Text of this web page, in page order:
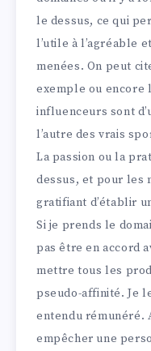
le dessus, ce qui
l’utile à l’agréable
menées. On peut
exemple ou encore
influenceurs sont
l’autre des vrais
La passion ou la
dessus, et pour les
gratifiant d’établir
Si je prends le
pas être en accord
mettre tous les
pseudo-affinité. Je
entendu rémunéré.
empêcher une